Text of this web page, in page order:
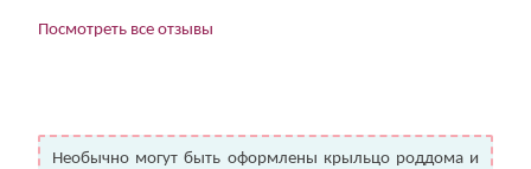
Посмотреть все отзывы
Необычно могут быть оформлены крыльцо роддома и